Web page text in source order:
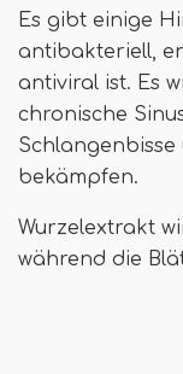
Es gibt einige
antibakteriell,
antiviral ist. Es
chronische
bekämpfen.
Wurzelextrakt
während die